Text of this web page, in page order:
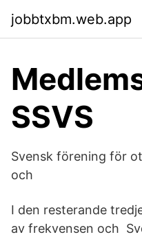
jobbtxbm.web.app
SSVS
Svensk förening för
och
I den resterande
av frekvensen och